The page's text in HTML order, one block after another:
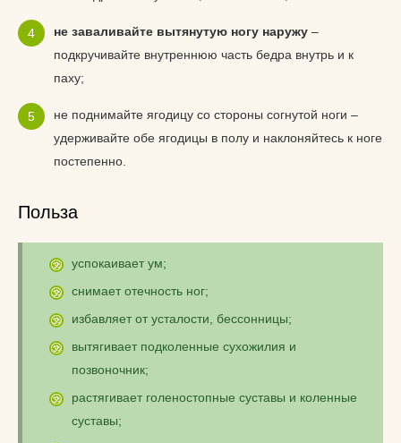
не заваливайте вытянутую ногу наружу –
подкручивайте внутреннюю часть бедра внутрь и к
паху;
не поднимайте ягодицу со стороны согнутой ноги –
удерживайте обе ягодицы в полу и наклоняйтесь к ноге
постепенно.
Польза
успокаивает ум;
снимает отечность ног;
избавляет от усталости, бессонницы;
вытягивает подколенные сухожилия и
позвоночник;
растягивает голеностопные суставы и коленные
суставы;